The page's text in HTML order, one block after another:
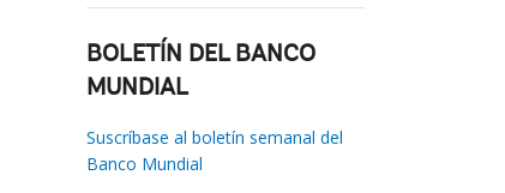
BOLETÍN DEL BANCO
MUNDIAL
Suscríbase al boletín semanal del
Banco Mundial